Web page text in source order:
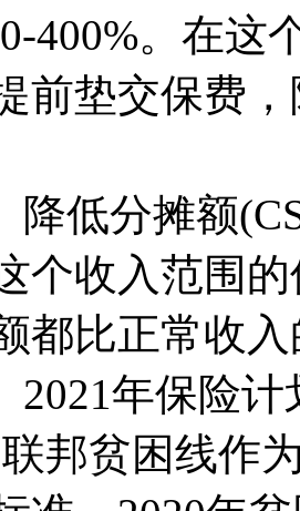
400%。在这
前垫交保费
分摊额
个收入范围
都比正常收
年保险计
邦贫困线作